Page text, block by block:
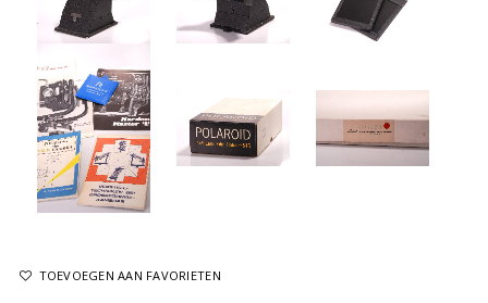
TOEVOEGEN AAN FAVORIETEN